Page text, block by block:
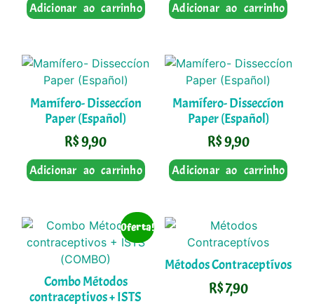
Adicionar ao carrinho Adicionar ao carrinho
Mamífero- Disseccíon
Paper (Español)
R$9,90
Adicionar ao carrinho
Mamífero- Disseccíon
Paper (Español)
R$9,90
Adicionar ao carrinho
Oferta!
Combo Métodos
contraceptivos + ISTS
Métodos Contraceptívos
R$7,90